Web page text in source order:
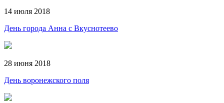
14 июля 2018
День города Анна с Вкуснотеево
28 июня 2018
День воронежского поля